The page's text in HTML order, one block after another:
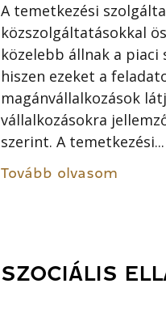
A temetkezési
közszolgáltatásokkal
közelebb állnak a
hiszen ezeket a
magánvállalkozások
vállalkozásokra
szerint. A temetkezési...
Tovább olvasom
SZOCIÁLIS